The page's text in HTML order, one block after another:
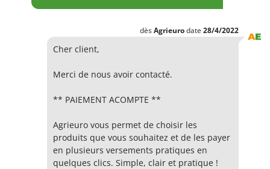
dèsAgrieurodate 28/4/2022
Cher client,
Merci de nous avoir contacté.
** PAIEMENT ACOMPTE **
Agrieuro vous permet de choisir les
produits que vous souhaitez et de les payer
en plusieurs versements pratiques en
quelques clics. Simple, clair et pratique !